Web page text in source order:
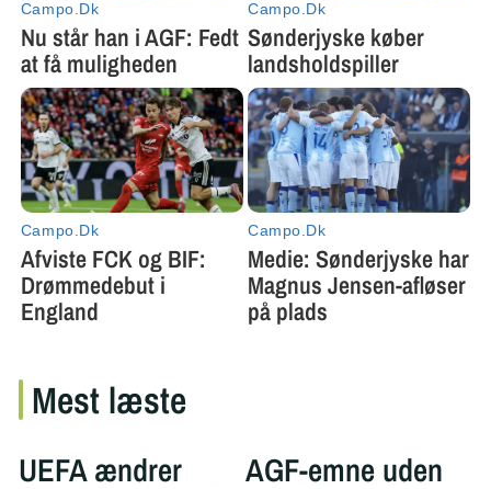
Mest læste
UEFA ændrer AGF-emne uden